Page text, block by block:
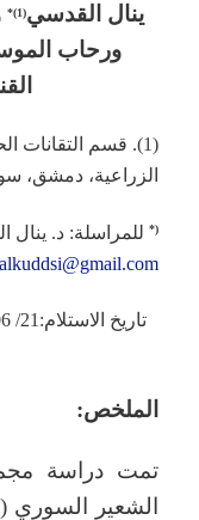
ينال القدسي(
1
)*
ورحاب
(1). قسم التقانات
الزراعية، دمشق،
(* للمراسلة: د. ينال
الملخص: